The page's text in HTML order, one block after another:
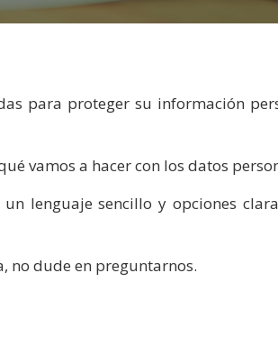
para proteger su información
vamos a hacer con los datos
lenguaje sencillo y opciones
no dude en preguntarnos.